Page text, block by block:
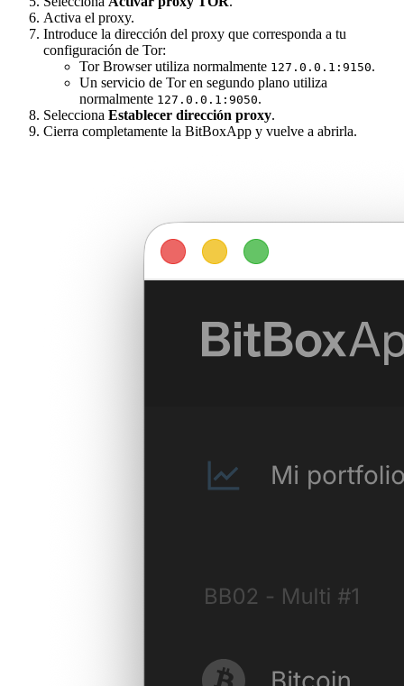
Activa el proxy.
Introduce la dirección del proxy que corresponda a tu
configuración de Tor:
Tor Browser utiliza normalmente 127.0.0.1:9150.
Un servicio de Tor en segundo plano utiliza
normalmente 127.0.0.1:9050.
Selecciona Establecer dirección proxy.
Cierra completamente la BitBoxApp y vuelve a abrirla.